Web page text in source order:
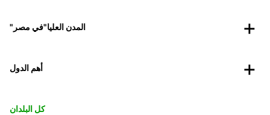
"المدن العليا"في مصر
أهم الدول
كل البلدان